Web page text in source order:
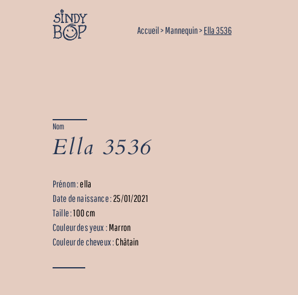
Accueil>Mannequin>Ella 3536
Nom
Ella 3536
Prénom :ella
Date de naissance :25/01/2021
Taille :100 cm
Couleur des yeux : Marron
Couleur de cheveux :Châtain